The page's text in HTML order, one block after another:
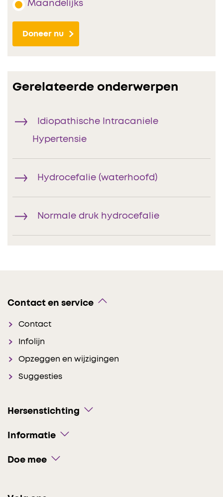
Maandelijks
Doneer nu
Gerelateerde onderwerpen
Idiopathische Intracaniele
Hypertensie
Hydrocefalie (waterhoofd)
Normale druk hydrocefalie
Contact en service
Contact
Infolijn
Opzeggen en wijzigingen
Suggesties
Hersenstichting
Informatie
Doe mee